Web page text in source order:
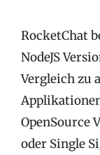
RocketChat
NodeJS
Vergleich zu
OpenSource
oder Single